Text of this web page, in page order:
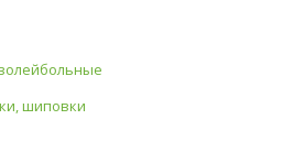
шиповки